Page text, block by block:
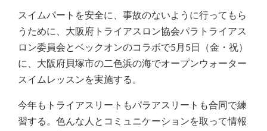
スイムパートを安全に、事故のないように行ってもら
うために、大阪府トライアスロン協会パラトライアス
ロン委員会とベックオンのコラボで5月5日（金・祝）
に、大阪府貝塚市の二色浜の海でオープンウォーター
スイムレッスンを実施する。
今年もトライアスリートもパラアスリートも合同で練
習する。色んな人とコミュニケーションを取って情報